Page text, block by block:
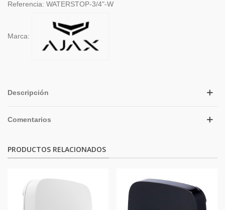
Referencia: WATERSTOP-3/4"-W
Marca:
Descripción
Comentarios
PRODUCTOS RELACIONADOS